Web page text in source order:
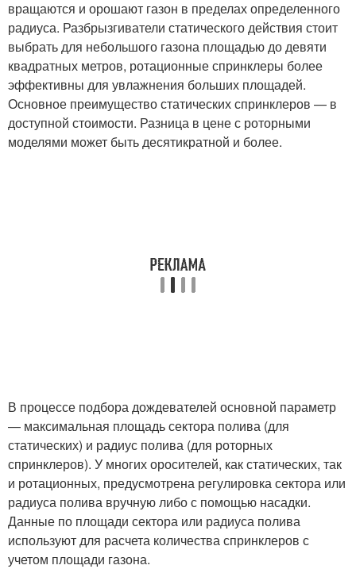
вращаются и орошают газон в пределах определенного
радиуса. Разбрызгиватели статического действия стоит
выбрать для небольшого газона площадью до девяти
квадратных метров, ротационные спринклеры более
эффективны для увлажнения больших площадей.
Основное преимущество статических спринклеров — в
доступной стоимости. Разница в цене с роторными
моделями может быть десятикратной и более.
В процессе подбора дождевателей основной параметр
— максимальная площадь сектора полива (для
статических) и радиус полива (для роторных
спринклеров). У многих оросителей, как статических, так
и ротационных, предусмотрена регулировка сектора или
радиуса полива вручную либо с помощью насадки.
Данные по площади сектора или радиуса полива
используют для расчета количества спринклеров с
учетом площади газона.